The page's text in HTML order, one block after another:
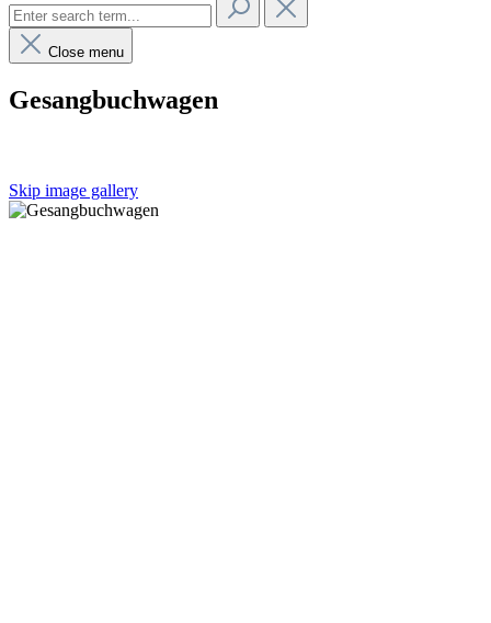
Close menu
Gesangbuchwagen
Skip image gallery